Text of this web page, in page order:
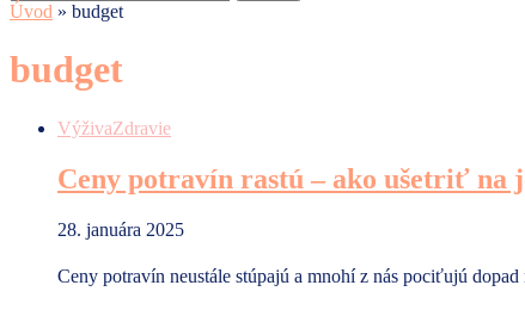
Úvod » budget
budget
VýživaZdravie
Ceny potravín rastú – ako ušetriť na
28. januára 2025
Ceny potravín neustále stúpajú a mnohí z nás pociťujú